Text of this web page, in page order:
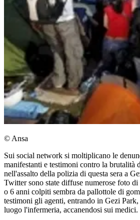
© Ansa
Sui social network si moltiplicano le
manifestanti e testimoni contro la brutalità
nell'assalto della polizia di questa sera a
Twitter sono state diffuse numerose foto
o 6 anni colpiti sembra da pallottole di
testimoni gli agenti, entrando in Gezi
luogo l'infermeria, accanendosi sui medici.